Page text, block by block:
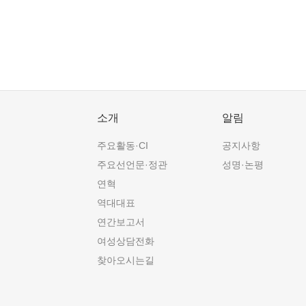
소개
주요활동·CI
주요선언문·정관
연혁
역대대표
연간보고서
여성상담전화
찾아오시는길
알림
공지사항
성명·논평